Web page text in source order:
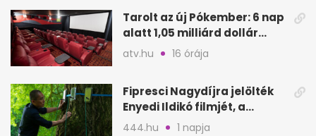
Tarolt az új Pókember: 6 nap
alatt 1,05 milliárd dollár
bevétel
atv.hu 16 órája
Fipresci Nagydíjra jelölték
Enyedi Ildikó filmjét, a
Csendes barátot
444.hu 1 napja